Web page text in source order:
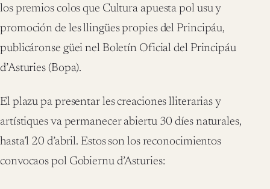
los premios colos que Cultura apuesta pol usu y
promoción de les llingües propies del Principáu,
publicáronse güei nel Boletín Oficial del Principáu
d’Asturies (Bopa).
El plazu pa presentar les creaciones lliterarias y
artístiques va permanecer abiertu 30 díes naturales,
hasta’l 20 d’abril. Estos son los reconocimientos
convocaos pol Gobiernu d’Asturies: